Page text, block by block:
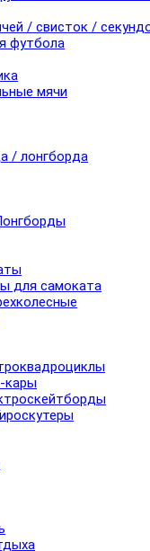
/ свисток /
футбола
мячи
/ лонгборда
для самоката
кары